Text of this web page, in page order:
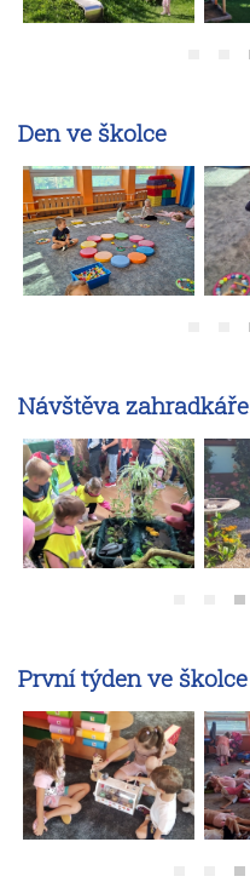
Den ve školce
Návštěva zahradkáře
První týden ve školce